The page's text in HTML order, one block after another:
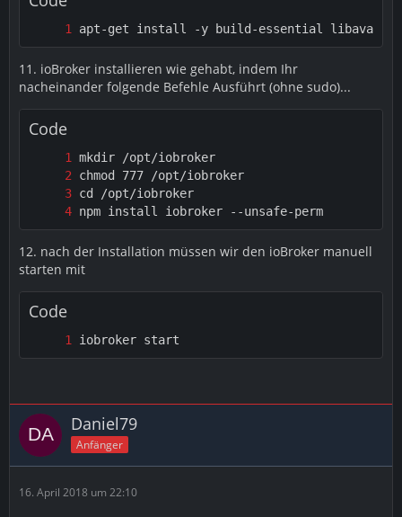
apt-get install -y build-essential libavahi-
11. ioBroker installieren wie gehabt, indem Ihr
nacheinander folgende Befehle Ausführt (ohne sudo)...
Code
npm install iobroker --unsafe-perm
12. nach der Installation müssen wir den ioBroker manuell
starten mit
Code
iobroker start
Daniel79
Anfänger
16. April 2018 um 22:10